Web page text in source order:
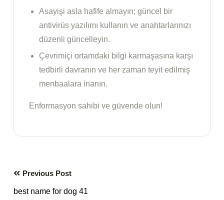
Asayişi asla hafife almayın; güncel bir
antivirüs yazılımı kullanın ve anahtarlarınızı
düzenli güncelleyin.
Çevrimiçi ortamdaki bilgi karmaşasına karşı
tedbirli davranın ve her zaman teyit edilmiş
menbaalara inanın.
Enformasyon sahibi ve güvende olun!
Previous Post
best name for dog 41